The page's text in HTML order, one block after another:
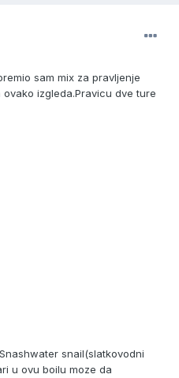
sam mix za pravljenje
izgleda.Pravicu dve ture
snail(slatkovodni
u ovu boilu moze da